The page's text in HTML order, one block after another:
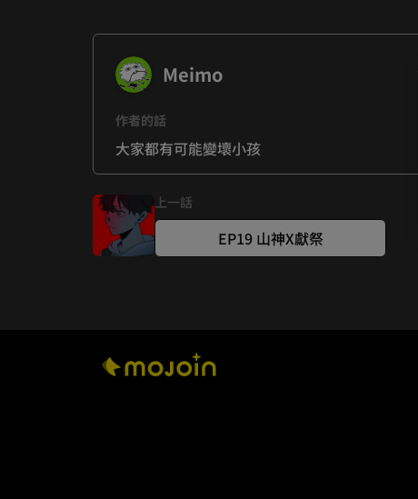
Meimo
作者的話
大家都有可能變壞小孩
上一話
EP19 山神X獻祭